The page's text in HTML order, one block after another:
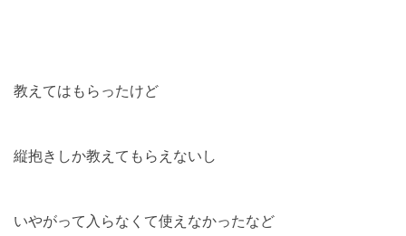
教えてはもらったけど
縦抱きしか教えてもらえないし
いやがって入らなくて使えなかったなど